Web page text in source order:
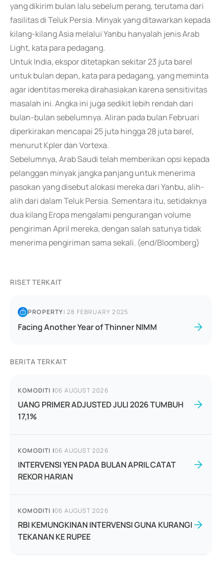
yang dikirim bulan lalu sebelum perang, terutama dari
fasilitas di Teluk Persia. Minyak yang ditawarkan kepada
kilang-kilang Asia melalui Yanbu hanyalah jenis Arab
Light, kata para pedagang.
Untuk India, ekspor ditetapkan sekitar 23 juta barel
untuk bulan depan, kata para pedagang, yang meminta
agar identitas mereka dirahasiakan karena sensitivitas
masalah ini. Angka ini juga sedikit lebih rendah dari
bulan-bulan sebelumnya. Aliran pada bulan Februari
diperkirakan mencapai 25 juta hingga 28 juta barel,
menurut Kpler dan Vortexa.
Sebelumnya, Arab Saudi telah memberikan opsi kepada
pelanggan minyak jangka panjang untuk menerima
pasokan yang disebut alokasi mereka dari Yanbu, alih-
alih dari dalam Teluk Persia. Sementara itu, setidaknya
dua kilang Eropa mengalami pengurangan volume
pengiriman April mereka, dengan salah satunya tidak
menerima pengiriman sama sekali. (end/Bloomberg)
RISET TERKAIT
PROPERTY|28 FEBRUARY 2025
Facing Another Year of Thinner NIMM
BERITA TERKAIT
KOMODITI |06 AUGUST 2026
UANG PRIMER ADJUSTED JULI 2026 TUMBUH
17,1%
KOMODITI |06 AUGUST 2026
INTERVENSI YEN PADA BULAN APRIL CATAT
REKOR HARIAN
KOMODITI |06 AUGUST 2026
RBI KEMUNGKINAN INTERVENSI GUNA KURANGI
TEKANAN KE RUPEE